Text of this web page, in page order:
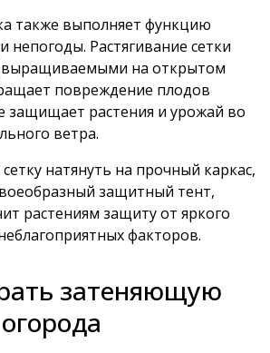
также выполняет функцию
Растягивание сетки
выращиваемыми на открытом
повреждение плодов
защищает растения и урожай во
ветра.
натянуть на прочный каркас,
защитный тент,
растениям защиту от яркого
факторов.
затеняющую